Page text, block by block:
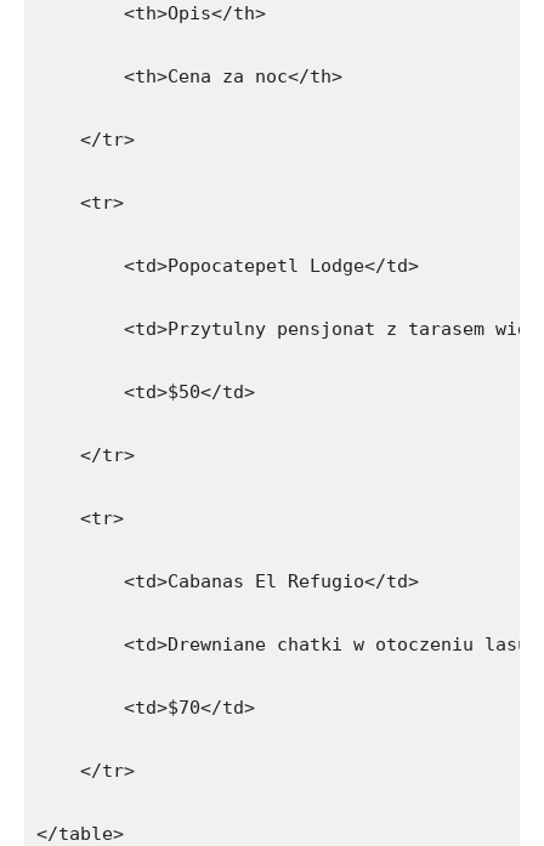
        <th>Opis</th>
        <th>Cena za noc</th>
    </tr>
    <tr>
        <td>Popocatepetl Lodge</td>
<td>Przytulny pensjonat z tarasem
        <td>$50</td>
    </tr>
    <tr>
        <td>Cabanas El Refugio</td>
<td>Drewniane chatki w otoczeniu
        <td>$70</td>
    </tr>
</table>